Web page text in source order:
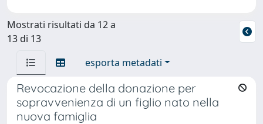
Mostrati risultati da 12 a
13 di 13
esporta metadati
Revocazione della donazione per
sopravvenienza di un figlio nato nella
nuova famiglia